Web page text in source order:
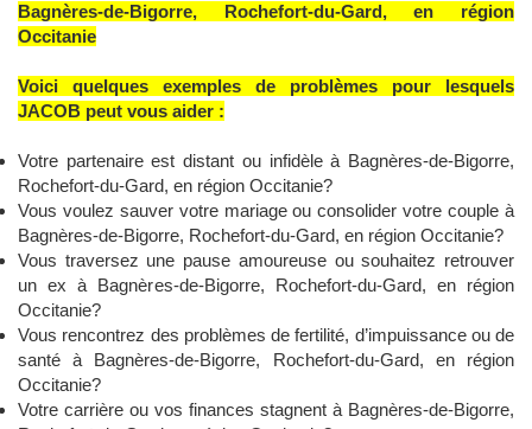
Bagnères-de-Bigorre, Rochefort-du-Gard, en région
Occitanie
Voici quelques exemples de problèmes pour lesquels
JACOB peut vous aider :
Votre partenaire est distant ou infidèle à Bagnères-de-Bigorre,
Rochefort-du-Gard, en région Occitanie?
Vous voulez sauver votre mariage ou consolider votre couple à
Bagnères-de-Bigorre, Rochefort-du-Gard, en région Occitanie?
Vous traversez une pause amoureuse ou souhaitez retrouver
un ex à Bagnères-de-Bigorre, Rochefort-du-Gard, en région
Occitanie?
Vous rencontrez des problèmes de fertilité, d’impuissance ou de
santé à Bagnères-de-Bigorre, Rochefort-du-Gard, en région
Occitanie?
Votre carrière ou vos finances stagnent à Bagnères-de-Bigorre,